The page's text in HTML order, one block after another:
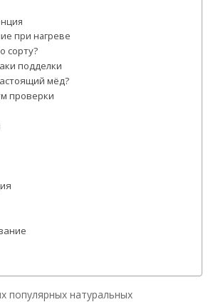
при нагреве
сорту?
подделки
мёд?
проверки
популярных натуральных